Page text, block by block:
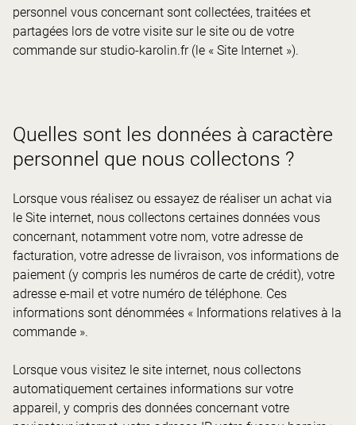
personnel vous concernant sont collectées, traitées et
partagées lors de votre visite sur le site ou de votre
commande sur studio-karolin.fr (le « Site Internet »).
Quelles sont les données à caractère
personnel que nous collectons ?
Lorsque vous réalisez ou essayez de réaliser un achat via
le Site internet, nous collectons certaines données vous
concernant, notamment votre nom, votre adresse de
facturation, votre adresse de livraison, vos informations de
paiement (y compris les numéros de carte de crédit), votre
adresse e-mail et votre numéro de téléphone. Ces
informations sont dénommées « Informations relatives à la
commande ».
Lorsque vous visitez le site internet, nous collectons
automatiquement certaines informations sur votre
appareil, y compris des données concernant votre